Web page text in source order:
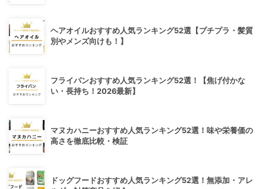
ヘアオイルおすすめ人気ランキング52選【プチプラ・髪質
別やメンズ向けも！】
フライパンおすすめ人気ランキング52選！【焦げ付かな
い・長持ち！2026最新】
マヌカハニーおすすめ人気ランキング52選！味や栄養価の
高さを徹底比較・検証
ドッグフードおすすめ人気ランキング52選！無添加・アレ